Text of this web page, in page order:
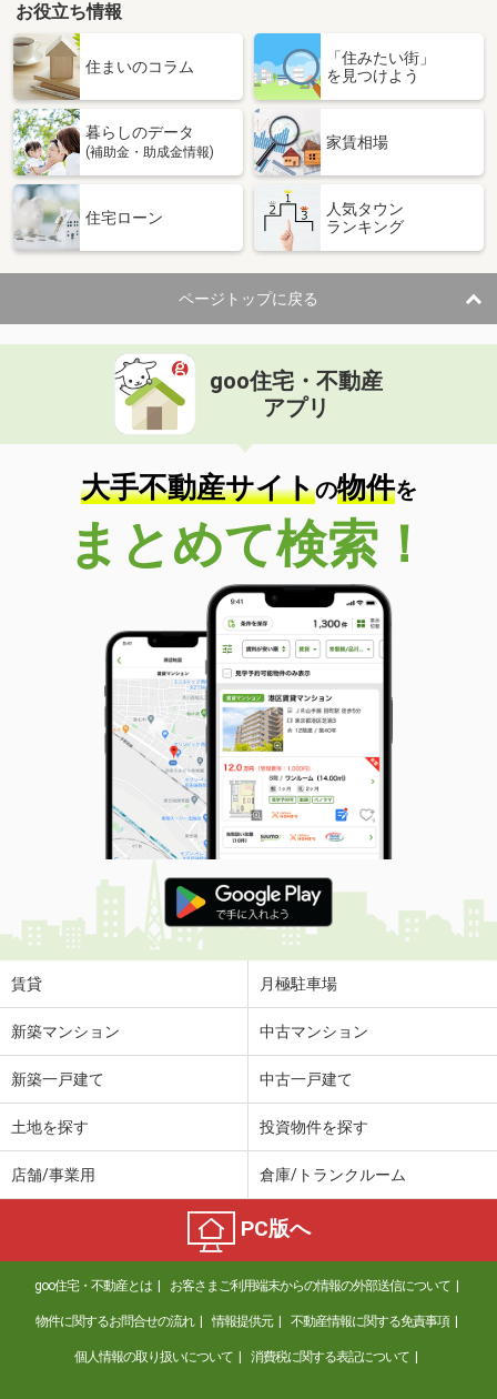
お役立ち情報
住まいのコラム
「住みたい街」
を見つけよう
暮らしのデータ
(補助金・助成金情報)
家賃相場
住宅ローン
人気タウン
ランキング
ページトップに戻る
goo住宅・不動産
アプリ
大手不動産サイトの物件を
まとめて検索！
賃貸 月極駐車場
新築マンション 中古マンション
新築一戸建て 中古一戸建て
土地を探す 投資物件を探す
店舗/事業用 倉庫/トランクルーム
PC版へ
goo住宅・不動産とは お客さまご利用端末からの情報の外部送信について
物件に関するお問合せの流れ 情報提供元 不動産情報に関する免責事項
個人情報の取り扱いについて 消費税に関する表記について